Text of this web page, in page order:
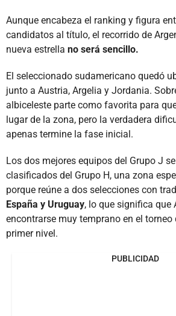
Aunque encabeza el ranking y figura
candidatos al título, el recorrido de
nueva estrella no será sencillo.
El seleccionado sudamericano quedó
junto a Austria, Argelia y Jordania.
albiceleste parte como favorita para
lugar de la zona, pero la verdadera
apenas termine la fase inicial.
Los dos mejores equipos del Grupo J
clasificados del Grupo H, una zona
porque reúne a dos selecciones con
España y Uruguay, lo que significa que
encontrarse muy temprano en el torneo
primer nivel.
PUBLICIDAD